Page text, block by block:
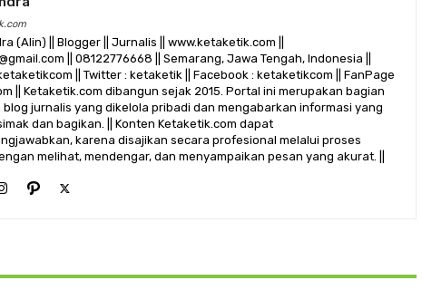
(Alin) || Blogger || Jurnalis || www.ketaketik.com ||
|| 08122776668 || Semarang, Jawa Tengah, Indonesia ||
|| Twitter : ketaketik || Facebook : ketaketikcom || FanPage
|| Ketaketik.com dibangun sejak 2015. Portal ini merupakan bagian
jurnalis yang dikelola pribadi dan mengabarkan informasi yang
dan bagikan. || Konten Ketaketik.com dapat
karena disajikan secara profesional melalui proses
melihat, mendengar, dan menyampaikan pesan yang akurat. ||